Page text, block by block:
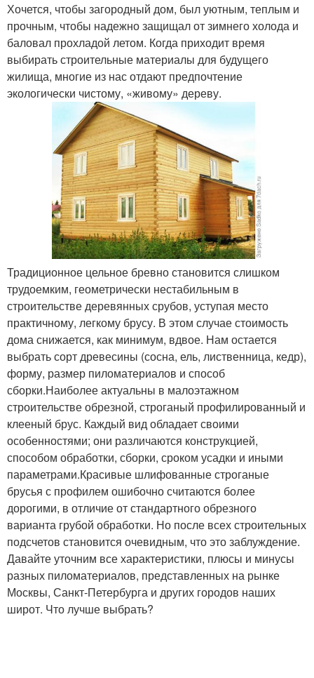
Хочется, чтобы загородный дом, был уютным, теплым и
прочным, чтобы надежно защищал от зимнего холода и
баловал прохладой летом. Когда приходит время
выбирать строительные материалы для будущего
жилища, многие из нас отдают предпочтение
экологически чистому, «живому» дереву.
Традиционное цельное бревно становится слишком
трудоемким, геометрически нестабильным в
строительстве деревянных срубов, уступая место
практичному, легкому брусу. В этом случае стоимость
дома снижается, как минимум, вдвое. Нам остается
выбрать сорт древесины (сосна, ель, лиственница, кедр),
форму, размер пиломатериалов и способ
сборки.Наиболее актуальны в малоэтажном
строительстве обрезной, строганый профилированный и
клееный брус. Каждый вид обладает своими
особенностями; они различаются конструкцией,
способом обработки, сборки, сроком усадки и иными
параметрами.Красивые шлифованные строганые
брусья с профилем ошибочно считаются более
дорогими, в отличие от стандартного обрезного
варианта грубой обработки. Но после всех строительных
подсчетов становится очевидным, что это заблуждение.
Давайте уточним все характеристики, плюсы и минусы
разных пиломатериалов, представленных на рынке
Москвы, Санкт-Петербурга и других городов наших
широт. Что лучше выбрать?